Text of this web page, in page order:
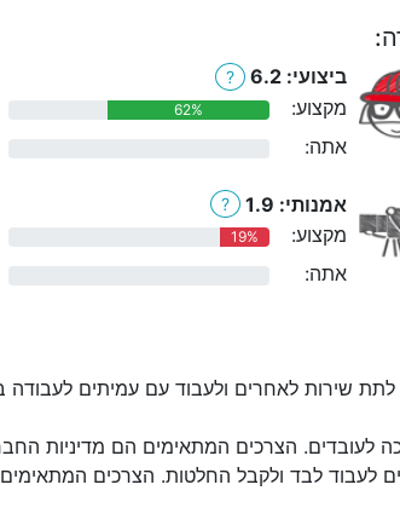
ביצועי: 6.2 ?
מקצוע: 62%
אתה:
אמנותי: 1.9 ?
מקצוע: 19%
אתה:
שירות לאחרים ולעבוד עם עמיתים
לעובדים. הצרכים המתאימים הם מדיניות
לעבוד לבד ולקבל החלטות. הצרכים המתאימים